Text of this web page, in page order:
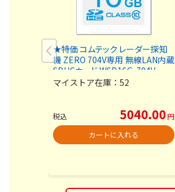
★特価 コムテック レーダー探知
機 ZERO 704V専用 無線LAN内蔵
SDHCカード WSD16G-704V
マイストア在庫： 52
税込 5040.00円
カートに入れる